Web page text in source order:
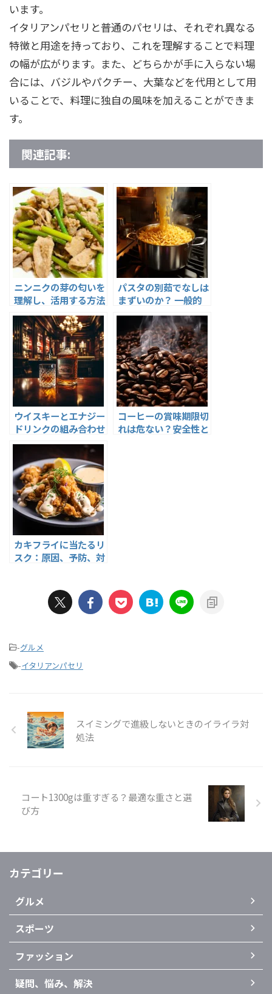
います。
イタリアンパセリと普通のパセリは、それぞれ異なる
特徴と用途を持っており、これを理解することで料理
の幅が広がります。また、どちらかが手に入らない場
合には、バジルやパクチー、大葉などを代用として用
いることで、料理に独自の風味を加えることができま
す。
関連記事:
ニンニクの芽の匂いを
理解し、活用する方法
パスタの別茹でなしは
まずいのか？ 一般的
な誤解と正しい調理法
ウイスキーとエナジー
ドリンクの組み合わせ
ガイド
コーヒーの賞味期限切
れは危ない？安全性と
カキフライに当たるリ
スク：原因、予防、対
-グルメ
-イタリアンパセリ
スイミングで進級しないときのイライラ対
処法
コート1300gは重すぎる？最適な重さと選
び方
カテゴリー
グルメ
スポーツ
ファッション
疑問、悩み、解決